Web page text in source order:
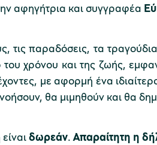
αφηγήτρια και συγγραφέα
τις παραδόσεις, τα
χρόνου και της ζωής,
με αφορμή ένα
θα μιμηθούν και θα
δωρεάν.Απαραίτητη η